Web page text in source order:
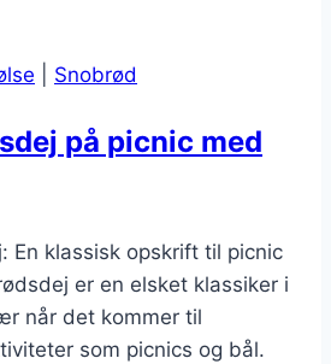
Snobrød
på picnic med
En klassisk opskrift til picnic
er en elsket klassiker i
når det kommer til
som picnics og bål.